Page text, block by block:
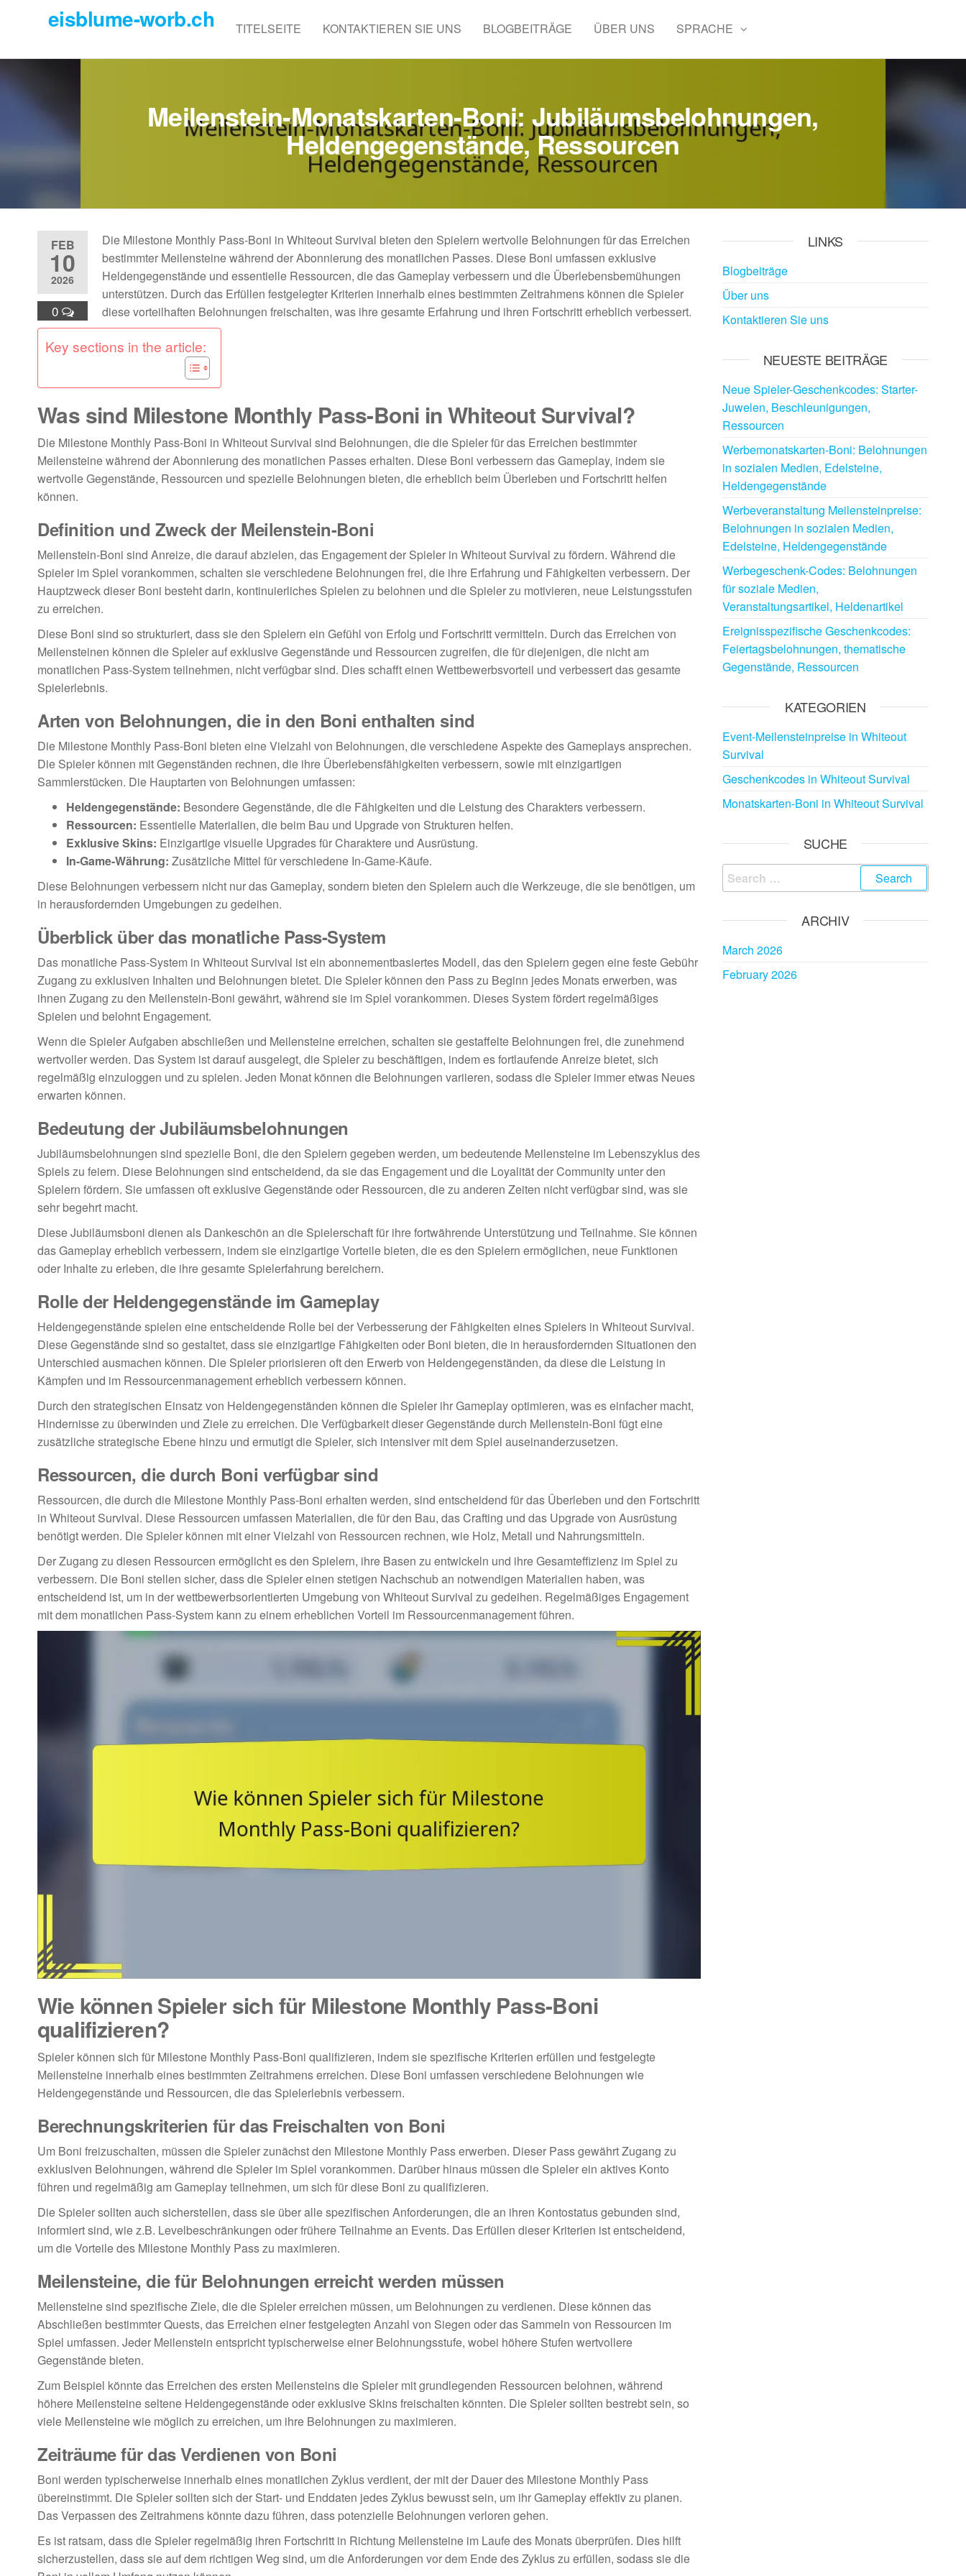
content
eisblume-worb.ch TITELSEITE KONTAKTIEREN SIE UNS BLOGBEITRÄGE ÜBER UNS SPRACHE
Meilenstein-Monatskarten-Boni: Jubiläumsbelohnungen,
Heldengegenstände, Ressourcen
FEB
10
2026
0
Die Milestone Monthly Pass-Boni in Whiteout Survival bieten den Spielern wertvolle Belohnungen für das Erreichen
bestimmter Meilensteine während der Abonnierung des monatlichen Passes. Diese Boni umfassen exklusive
Heldengegenstände und essentielle Ressourcen, die das Gameplay verbessern und die Überlebensbemühungen
unterstützen. Durch das Erfüllen festgelegter Kriterien innerhalb eines bestimmten Zeitrahmens können die Spieler
diese vorteilhaften Belohnungen freischalten, was ihre gesamte Erfahrung und ihren Fortschritt erheblich verbessert.
Key sections in the article:
Was sind Milestone Monthly Pass-Boni in Whiteout Survival?
Die Milestone Monthly Pass-Boni in Whiteout Survival sind Belohnungen, die die Spieler für das Erreichen bestimmter
Meilensteine während der Abonnierung des monatlichen Passes erhalten. Diese Boni verbessern das Gameplay, indem sie
wertvolle Gegenstände, Ressourcen und spezielle Belohnungen bieten, die erheblich beim Überleben und Fortschritt helfen
können.
Definition und Zweck der Meilenstein-Boni
Meilenstein-Boni sind Anreize, die darauf abzielen, das Engagement der Spieler in Whiteout Survival zu fördern. Während die
Spieler im Spiel vorankommen, schalten sie verschiedene Belohnungen frei, die ihre Erfahrung und Fähigkeiten verbessern. Der
Hauptzweck dieser Boni besteht darin, kontinuierliches Spielen zu belohnen und die Spieler zu motivieren, neue Leistungsstufen
zu erreichen.
Diese Boni sind so strukturiert, dass sie den Spielern ein Gefühl von Erfolg und Fortschritt vermitteln. Durch das Erreichen von
Meilensteinen können die Spieler auf exklusive Gegenstände und Ressourcen zugreifen, die für diejenigen, die nicht am
monatlichen Pass-System teilnehmen, nicht verfügbar sind. Dies schafft einen Wettbewerbsvorteil und verbessert das gesamte
Spielerlebnis.
Arten von Belohnungen, die in den Boni enthalten sind
Die Milestone Monthly Pass-Boni bieten eine Vielzahl von Belohnungen, die verschiedene Aspekte des Gameplays ansprechen.
Die Spieler können mit Gegenständen rechnen, die ihre Überlebensfähigkeiten verbessern, sowie mit einzigartigen
Sammlerstücken. Die Hauptarten von Belohnungen umfassen:
Heldengegenstände: Besondere Gegenstände, die die Fähigkeiten und die Leistung des Charakters verbessern.
Ressourcen: Essentielle Materialien, die beim Bau und Upgrade von Strukturen helfen.
Exklusive Skins: Einzigartige visuelle Upgrades für Charaktere und Ausrüstung.
In-Game-Währung: Zusätzliche Mittel für verschiedene In-Game-Käufe.
Diese Belohnungen verbessern nicht nur das Gameplay, sondern bieten den Spielern auch die Werkzeuge, die sie benötigen, um
in herausfordernden Umgebungen zu gedeihen.
Überblick über das monatliche Pass-System
Das monatliche Pass-System in Whiteout Survival ist ein abonnementbasiertes Modell, das den Spielern gegen eine feste Gebühr
Zugang zu exklusiven Inhalten und Belohnungen bietet. Die Spieler können den Pass zu Beginn jedes Monats erwerben, was
ihnen Zugang zu den Meilenstein-Boni gewährt, während sie im Spiel vorankommen. Dieses System fördert regelmäßiges
Spielen und belohnt Engagement.
Wenn die Spieler Aufgaben abschließen und Meilensteine erreichen, schalten sie gestaffelte Belohnungen frei, die zunehmend
wertvoller werden. Das System ist darauf ausgelegt, die Spieler zu beschäftigen, indem es fortlaufende Anreize bietet, sich
regelmäßig einzuloggen und zu spielen. Jeden Monat können die Belohnungen variieren, sodass die Spieler immer etwas Neues
erwarten können.
Bedeutung der Jubiläumsbelohnungen
Jubiläumsbelohnungen sind spezielle Boni, die den Spielern gegeben werden, um bedeutende Meilensteine im Lebenszyklus des
Spiels zu feiern. Diese Belohnungen sind entscheidend, da sie das Engagement und die Loyalität der Community unter den
Spielern fördern. Sie umfassen oft exklusive Gegenstände oder Ressourcen, die zu anderen Zeiten nicht verfügbar sind, was sie
sehr begehrt macht.
Diese Jubiläumsboni dienen als Dankeschön an die Spielerschaft für ihre fortwährende Unterstützung und Teilnahme. Sie können
das Gameplay erheblich verbessern, indem sie einzigartige Vorteile bieten, die es den Spielern ermöglichen, neue Funktionen
oder Inhalte zu erleben, die ihre gesamte Spielerfahrung bereichern.
Rolle der Heldengegenstände im Gameplay
Heldengegenstände spielen eine entscheidende Rolle bei der Verbesserung der Fähigkeiten eines Spielers in Whiteout Survival.
Diese Gegenstände sind so gestaltet, dass sie einzigartige Fähigkeiten oder Boni bieten, die in herausfordernden Situationen den
Unterschied ausmachen können. Die Spieler priorisieren oft den Erwerb von Heldengegenständen, da diese die Leistung in
Kämpfen und im Ressourcenmanagement erheblich verbessern können.
Durch den strategischen Einsatz von Heldengegenständen können die Spieler ihr Gameplay optimieren, was es einfacher macht,
Hindernisse zu überwinden und Ziele zu erreichen. Die Verfügbarkeit dieser Gegenstände durch Meilenstein-Boni fügt eine
zusätzliche strategische Ebene hinzu und ermutigt die Spieler, sich intensiver mit dem Spiel auseinanderzusetzen.
Ressourcen, die durch Boni verfügbar sind
Ressourcen, die durch die Milestone Monthly Pass-Boni erhalten werden, sind entscheidend für das Überleben und den Fortschritt
in Whiteout Survival. Diese Ressourcen umfassen Materialien, die für den Bau, das Crafting und das Upgrade von Ausrüstung
benötigt werden. Die Spieler können mit einer Vielzahl von Ressourcen rechnen, wie Holz, Metall und Nahrungsmitteln.
Der Zugang zu diesen Ressourcen ermöglicht es den Spielern, ihre Basen zu entwickeln und ihre Gesamteffizienz im Spiel zu
verbessern. Die Boni stellen sicher, dass die Spieler einen stetigen Nachschub an notwendigen Materialien haben, was
entscheidend ist, um in der wettbewerbsorientierten Umgebung von Whiteout Survival zu gedeihen. Regelmäßiges Engagement
mit dem monatlichen Pass-System kann zu einem erheblichen Vorteil im Ressourcenmanagement führen.
Wie können Spieler sich für Milestone Monthly Pass-Boni
qualifizieren?
Spieler können sich für Milestone Monthly Pass-Boni qualifizieren, indem sie spezifische Kriterien erfüllen und festgelegte
Meilensteine innerhalb eines bestimmten Zeitrahmens erreichen. Diese Boni umfassen verschiedene Belohnungen wie
Heldengegenstände und Ressourcen, die das Spielerlebnis verbessern.
Berechnungskriterien für das Freischalten von Boni
Um Boni freizuschalten, müssen die Spieler zunächst den Milestone Monthly Pass erwerben. Dieser Pass gewährt Zugang zu
exklusiven Belohnungen, während die Spieler im Spiel vorankommen. Darüber hinaus müssen die Spieler ein aktives Konto
führen und regelmäßig am Gameplay teilnehmen, um sich für diese Boni zu qualifizieren.
Die Spieler sollten auch sicherstellen, dass sie über alle spezifischen Anforderungen, die an ihren Kontostatus gebunden sind,
informiert sind, wie z.B. Levelbeschränkungen oder frühere Teilnahme an Events. Das Erfüllen dieser Kriterien ist entscheidend,
um die Vorteile des Milestone Monthly Pass zu maximieren.
Meilensteine, die für Belohnungen erreicht werden müssen
Meilensteine sind spezifische Ziele, die die Spieler erreichen müssen, um Belohnungen zu verdienen. Diese können das
Abschließen bestimmter Quests, das Erreichen einer festgelegten Anzahl von Siegen oder das Sammeln von Ressourcen im
Spiel umfassen. Jeder Meilenstein entspricht typischerweise einer Belohnungsstufe, wobei höhere Stufen wertvollere
Gegenstände bieten.
Zum Beispiel könnte das Erreichen des ersten Meilensteins die Spieler mit grundlegenden Ressourcen belohnen, während
höhere Meilensteine seltene Heldengegenstände oder exklusive Skins freischalten könnten. Die Spieler sollten bestrebt sein, so
viele Meilensteine wie möglich zu erreichen, um ihre Belohnungen zu maximieren.
Zeiträume für das Verdienen von Boni
Boni werden typischerweise innerhalb eines monatlichen Zyklus verdient, der mit der Dauer des Milestone Monthly Pass
übereinstimmt. Die Spieler sollten sich der Start- und Enddaten jedes Zyklus bewusst sein, um ihr Gameplay effektiv zu planen.
Das Verpassen des Zeitrahmens könnte dazu führen, dass potenzielle Belohnungen verloren gehen.
Es ist ratsam, dass die Spieler regelmäßig ihren Fortschritt in Richtung Meilensteine im Laufe des Monats überprüfen. Dies hilft
sicherzustellen, dass sie auf dem richtigen Weg sind, um die Anforderungen vor dem Ende des Zyklus zu erfüllen, sodass sie die
LINKS
Blogbeiträge
Über uns
Kontaktieren Sie uns
NEUESTE BEITRÄGE
Neue Spieler-Geschenkcodes: Starter-
Juwelen, Beschleunigungen,
Ressourcen
Werbemonatskarten-Boni: Belohnungen
in sozialen Medien, Edelsteine,
Heldengegenstände
Werbeveranstaltung Meilensteinpreise:
Belohnungen in sozialen Medien,
Edelsteine, Heldengegenstände
Werbegeschenk-Codes: Belohnungen
für soziale Medien,
Veranstaltungsartikel, Heldenartikel
Ereignisspezifische Geschenkcodes:
Feiertagsbelohnungen, thematische
Gegenstände, Ressourcen
KATEGORIEN
Event-Meilensteinpreise in Whiteout
Survival
Geschenkcodes in Whiteout Survival
Monatskarten-Boni in Whiteout Survival
SUCHE
Search
for:
ARCHIV
March 2026
February 2026